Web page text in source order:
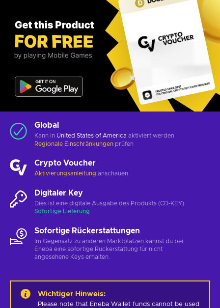
Global
Kann in United States of America aktiviert werden
Regionale Einschränkungen prüfen
Crypto Voucher
Aktivierungsanleitung anschauen
Digitaler Key
Dies ist eine digitale Ausgabe des Produkts (CD-KEY)
Sofortige Lieferung
Sofortige Rückerstattungen
Im Gegensatz zu anderen Marktplätzen kannst du bei
Eneba eine sofortige Rückerstattung für nicht
angesehene Keys erhalten.
Wichtiger Hinweis:
Please note that Eneba Wallet funds cannot be used